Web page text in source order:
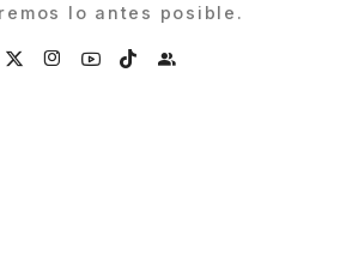
lo antes posible.